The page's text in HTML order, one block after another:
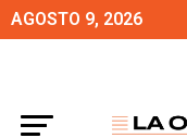
AGOSTO 9, 2026